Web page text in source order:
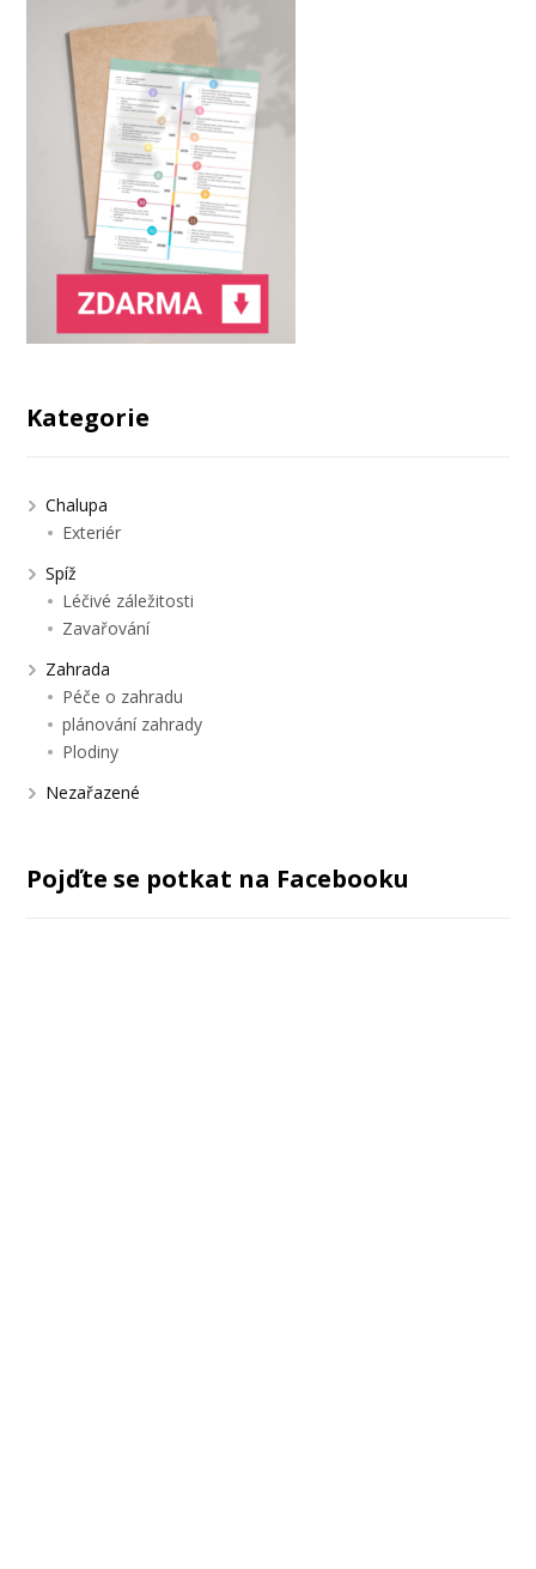
Kategorie
Chalupa
Exteriér
Spíž
Léčivé záležitosti
Zavařování
Zahrada
Péče o zahradu
plánování zahrady
Plodiny
Nezařazené
Pojďte se potkat na Facebooku